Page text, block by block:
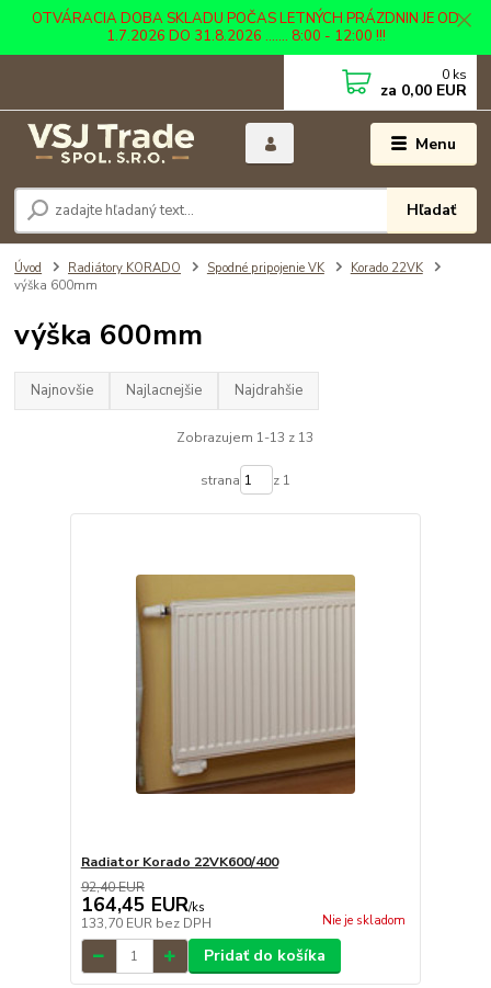
OTVÁRACIA DOBA SKLADU POČAS LETNÝCH PRÁZDNIN JE OD
1.7.2026 DO 31.8.2026 ....... 8:00 - 12:00 !!!
Menu
Hľadať
0 ks
za 0,00 EUR
Úvod Radiátory KORADO Spodné pripojenie VK
Korado 22VK
výška 600mm
výška 600mm
Najnovšie Najlacnejšie Najdrahšie
Zobrazujem 1-13 z 13
strana z 1
Radiator Korado 22VK600/400
92,40 EUR
164,45 EUR/ks
133,70 EUR bez DPH Nie je skladom
Pridať do košíka